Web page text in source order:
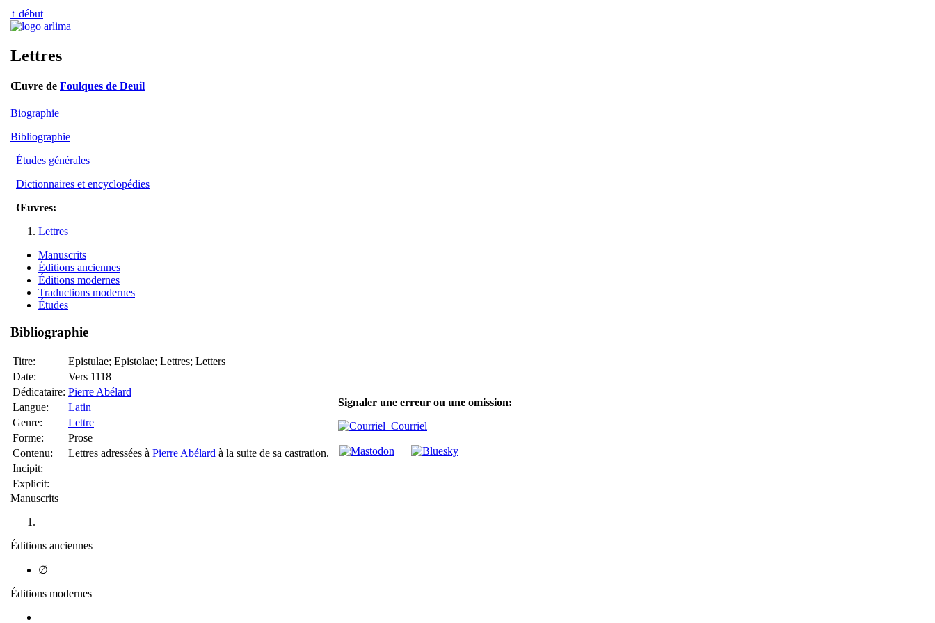
↑ début
Lettres
Œuvre de Foulques de Deuil
Biographie
Bibliographie
Études générales
Dictionnaires et encyclopédies
Œuvres:
Lettres
Manuscrits
Éditions anciennes
Éditions modernes
Traductions modernes
Études
Bibliographie
Titre:
Epistulae; Epistolae; Lettres; Letters
Date:
Vers 1118
Dédicataire: Pierre Abélard
Langue:
Latin
Genre:
Lettre
Forme:
Prose
Contenu:
Lettres adressées à Pierre Abélard à la suite de sa castration.
Incipit:
Explicit:
Manuscrits
Éditions anciennes
∅
Éditions modernes
Signaler une erreur ou une omission:
Courriel